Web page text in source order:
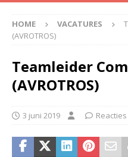
HOME VACATURES
(AVROTROS)
Teamleider
(AVROTROS)
3 juni 2019